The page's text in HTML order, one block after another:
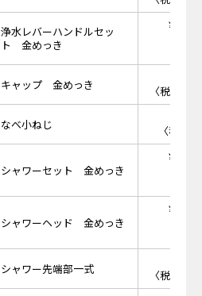
浄水レバーハンドルセッ
ト 金めっき
￥
キャップ 金めっき
〈税抜価
なべ小ねじ
〈税抜
シャワーセット 金めっき
￥
シャワーヘッド 金めっき
￥
シャワー先端部一式
〈税抜価